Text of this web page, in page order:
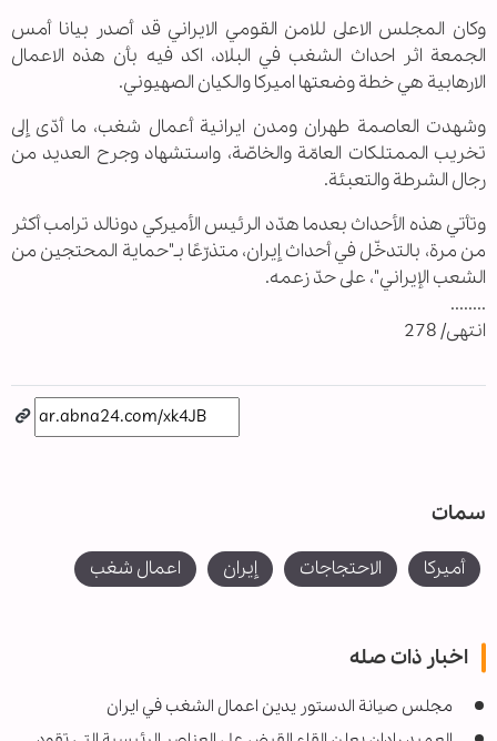
وكان المجلس الاعلى للامن القومي الايراني قد أصدر بيانا أمس
الجمعة اثر احداث الشغب في البلاد، اكد فيه بأن هذه الاعمال
الارهابية هي خطة وضعتها اميركا والكيان الصهيوني.
وشهدت العاصمة طهران ومدن ايرانية أعمال شغب، ما أدّى إلى
تخريب الممتلكات العامّة والخاصّة، واستشهاد وجرح العديد من
رجال الشرطة والتعبئة.
وتأتي هذه الأحداث بعدما هدّد الرئيس الأميركي دونالد ترامب أكثر
من مرة، بالتدخّل في أحداث إيران، متذرّعًا بـ"حماية المحتجين من
الشعب الإيراني"، على حدّ زعمه.
........
انتهى/ 278
سمات
أميركا الاحتجاجات إيران اعمال شغب
اخبار ذات صله
مجلس صيانة الدستور يدين اعمال الشغب في ايران